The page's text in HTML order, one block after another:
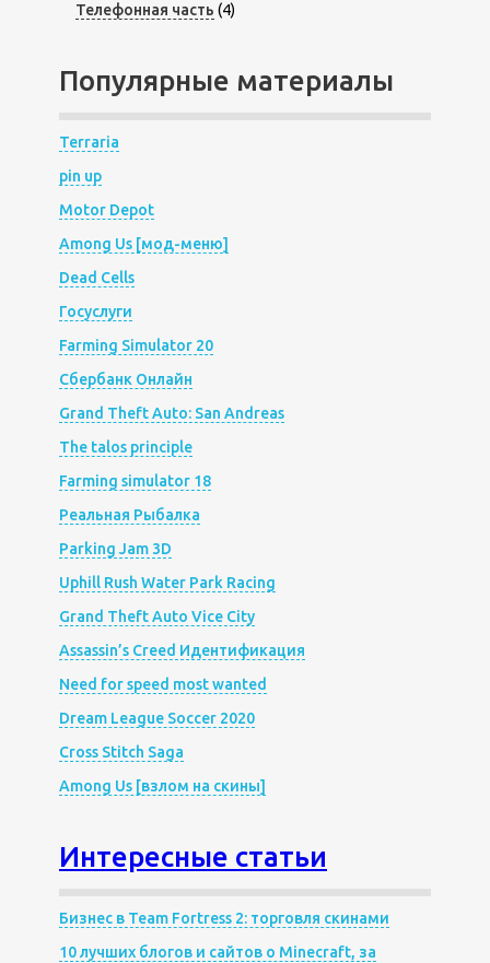
Телефонная часть (4)
Популярные материалы
Terraria
pin up
Motor Depot
Among Us [мод-меню]
Dead Cells
Госуслуги
Farming Simulator 20
Сбербанк Онлайн
Grand Theft Auto: San Andreas
The talos principle
Farming simulator 18
Реальная Рыбалка
Parking Jam 3D
Uphill Rush Water Park Racing
Grand Theft Auto Vice City
Assassin’s Creed Идентификация
Need for speed most wanted
Dream League Soccer 2020
Cross Stitch Saga
Among Us [взлом на скины]
Интересные статьи
Бизнес в Team Fortress 2: торговля скинами
10 лучших блогов и сайтов о Minecraft, за